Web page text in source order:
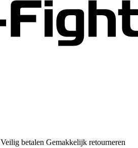
Veilig betalen Gemakkelijk retourneren